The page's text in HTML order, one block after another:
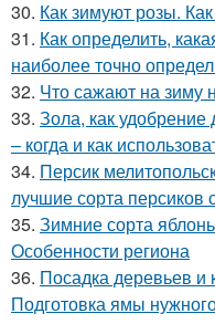
30. Как зимуют розы.
31. Как определить,
наиболее точно
32. Что сажают на зиму
33. Зола, как
– когда и как
34. Персик
лучшие сорта персиков
35. Зимние сорта
Особенности региона
36. Посадка деревьев и
Подготовка ямы